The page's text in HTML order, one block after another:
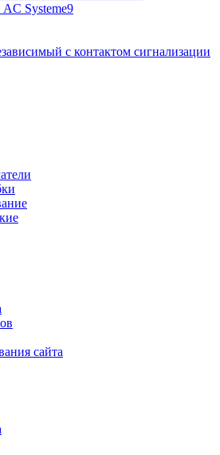
с контактом сигнализации
сайта